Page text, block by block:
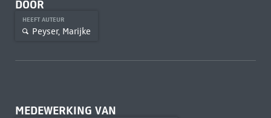
DOOR
HEEFT AUTEUR
Peyser, Marijke
MEDEWERKING VAN